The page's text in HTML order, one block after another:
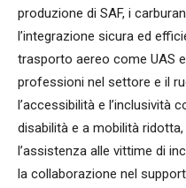
produzione di SAF, i
l’integrazione sicura ed
trasporto aereo come UAS
professioni nel settore e il
l’accessibilità e l’inclusività
disabilità e a mobilità
l’assistenza alle vittime di
la collaborazione nel